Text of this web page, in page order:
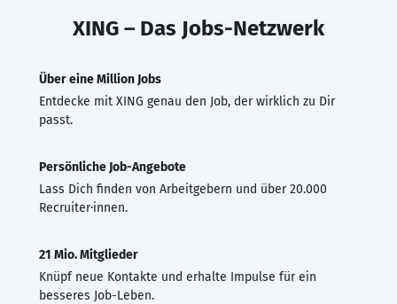
XING – Das Jobs-Netzwerk
Über eine Million Jobs
Entdecke mit XING genau den Job, der wirklich zu Dir
passt.
Persönliche Job-Angebote
Lass Dich finden von Arbeitgebern und über 20.000
Recruiter·innen.
21 Mio. Mitglieder
Knüpf neue Kontakte und erhalte Impulse für ein
besseres Job-Leben.